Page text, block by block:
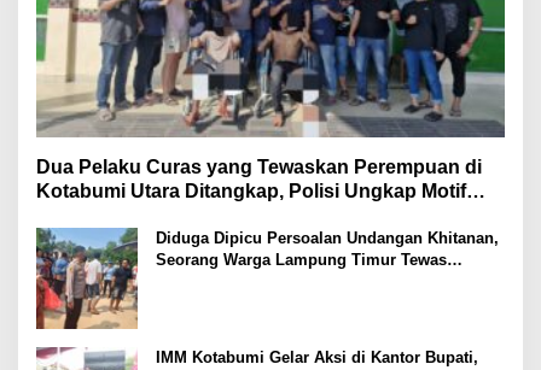
Dua Pelaku Curas yang Tewaskan Perempuan di
Kotabumi Utara Ditangkap, Polisi Ungkap Motif
Diduga Dipicu Persoalan Undangan Khitanan,
Seorang Warga Lampung Timur Tewas
IMM Kotabumi Gelar Aksi di Kantor Bupati,